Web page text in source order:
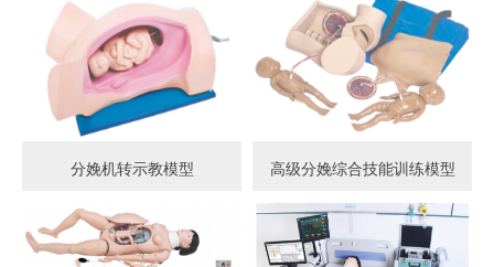
分娩机转示教模型 高级分娩综合技能训练模型